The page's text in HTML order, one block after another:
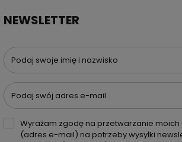
NEWSLETTER
Podaj swoje imię i nazwisko
Podaj swój adres e-mail
Wyrażam zgodę na przetwarzanie
(adres e-mail) na potrzeby wysyłki